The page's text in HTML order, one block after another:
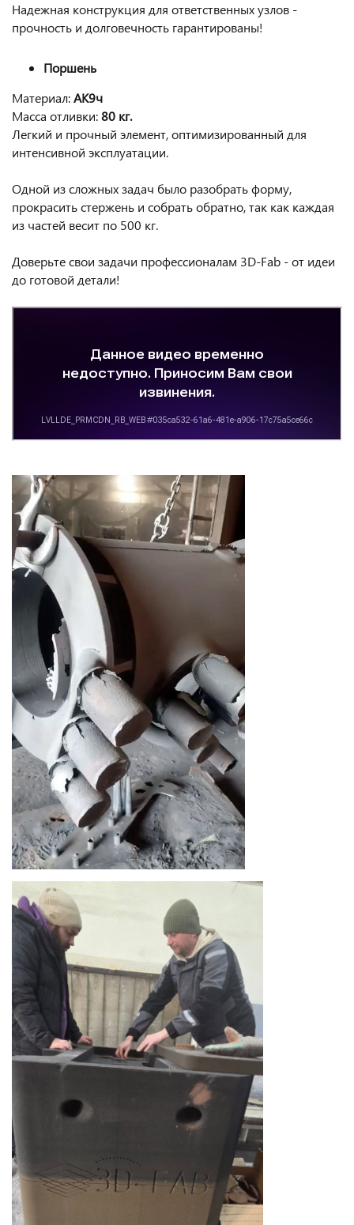
Надежная конструкция для ответственных узлов -
прочность и долговечность гарантированы!
Поршень
Материал:АК9ч
Масса отливки:80 кг.
Легкий и прочный элемент, оптимизированный для
интенсивной эксплуатации.
Одной из сложных задач было разобрать форму,
прокрасить стержень и собрать обратно, так как каждая
из частей весит по 500 кг.
Доверьте свои задачи профессионалам 3D-Fab - от идеи
до готовой детали!